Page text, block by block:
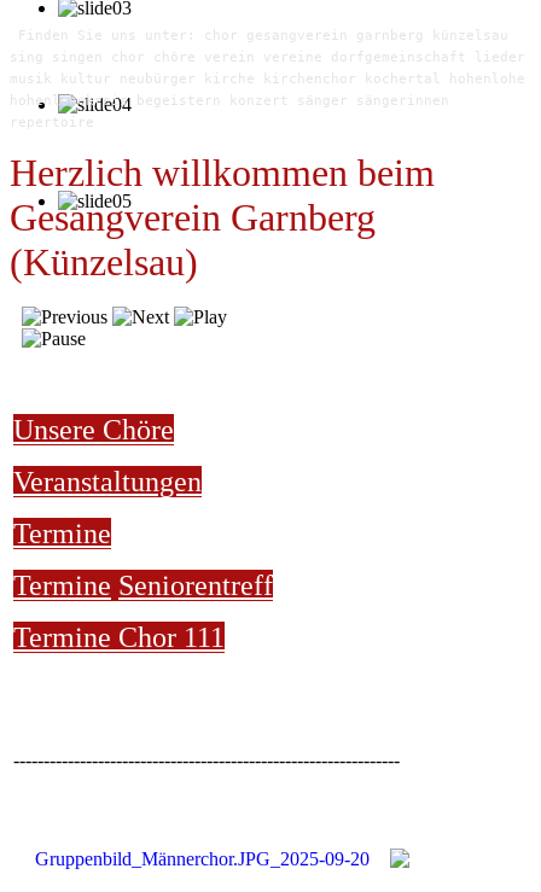
Finden Sie uns unter: chor gesangverein garnberg künzelsau
sing singen chor chöre verein vereine dorfgemeinschaft lieder
musik kultur neubürger kirche kirchenchor kochertal hohenlohe
hohenlohekreis begeistern konzert sänger sängerinnen
repertoire
Herzlich willkommen beim
Gesangverein Garnberg
(Künzelsau)
Unsere Chöre
Veranstaltungen
Termine
Termine Seniorentreff
Termine Chor 111
----------------------------------------------------------------